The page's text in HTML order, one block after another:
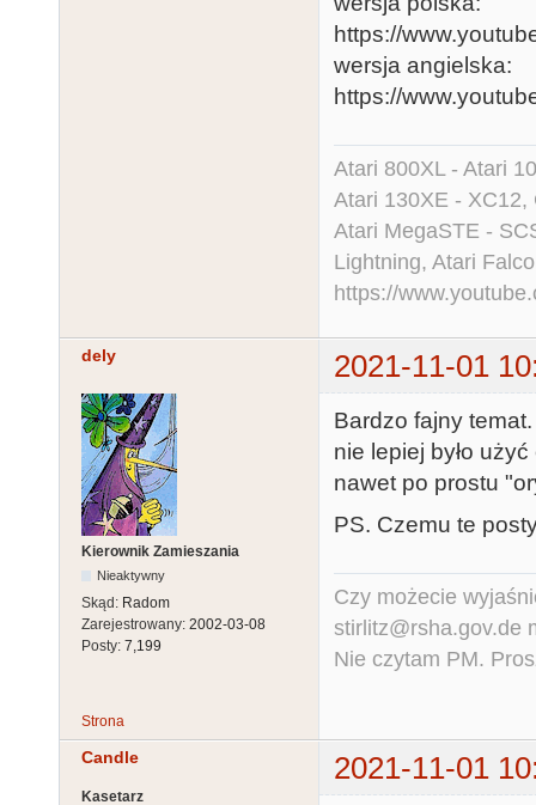
https://
wersja angielska:
https://
Atari 800XL - Atari
Atari 130XE - XC12,
Atari MegaSTE -
Lightning, Atari
https://
dely 2021-11-01
Kierownik Zamieszania
Nieaktywny
Skąd: Radom
Zarejestrowany: 2002-03-08
Posty: 7,199
Bardzo fajny
nie lepiej było
nawet po prostu
PS. Czemu te
Czy możecie
stirlitz@rsha.gov.de
Nie czytam PM.
Strona
Candle 2021-11-01
Kasetarz